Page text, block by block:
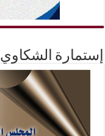
إستمارة الشكاوي